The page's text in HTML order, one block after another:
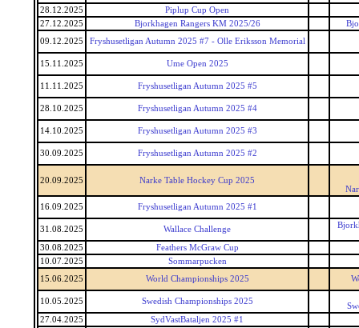
28.12.2025
Piplup Cup Open
27.12.2025
Bjorkhagen Rangers KM 2025/26
09.12.2025
Fryshusetligan Autumn 2025 #7 - Olle Eriksson Memorial
15.11.2025 Ume Open 2025
11.11.2025 Fryshusetligan Autumn 2025 #5
28.10.2025 Fryshusetligan Autumn 2025 #4
14.10.2025 Fryshusetligan Autumn 2025 #3
30.09.2025 Fryshusetligan Autumn 2025 #2
20.09.2025
Narke Table Hockey Cup 2025
16.09.2025
Fryshusetligan Autumn 2025 #1
31.08.2025 Wallace Challenge
30.08.2025
Feathers McGraw Cup
10.07.2025
Sommarpucken
15.06.2025
World Championships 2025
10.05.2025 Swedish Championships 2025
27.04.2025
SydVastBataljen 2025 #1